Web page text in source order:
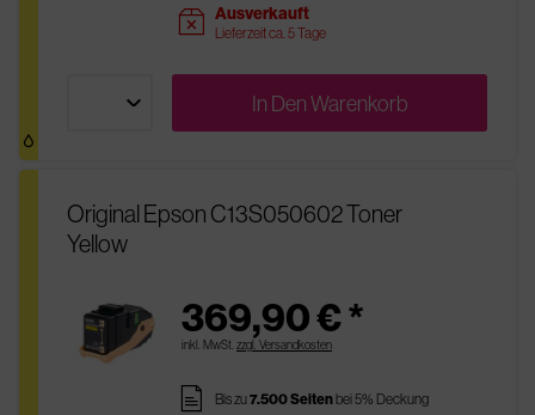
sold Ausverkauft
Lieferzeit ca. 5 Tage
In DenWarenkorb
Original Epson C13S050602 Toner
Yellow
369,90 € *
inkl. MwSt. zzgl. Versandkosten
pages Bis zu7.500 Seitenbei 5% Deckung